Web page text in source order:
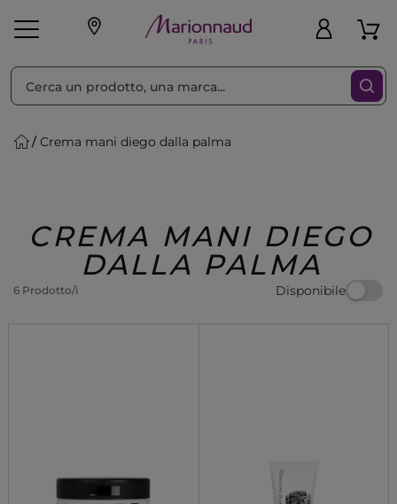
Make-up Profumi
Regalo
Crema mani diego dalla palma
CREMA MANI DIEGO
DALLA PALMA
6 Prodotto/i Disponibile
Ordina per Filtra